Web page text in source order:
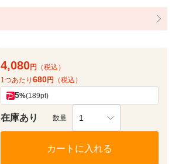
4,080円
（税込）
1つあたり 680円 （税込）
5%(189pt)
在庫あり 数量 1
カートに入れる